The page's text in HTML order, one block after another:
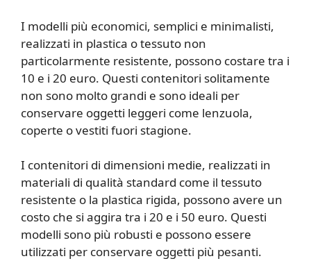
I modelli più economici, semplici e minimalisti,
realizzati in plastica o tessuto non
particolarmente resistente, possono costare tra i
10 e i 20 euro. Questi contenitori solitamente
non sono molto grandi e sono ideali per
conservare oggetti leggeri come lenzuola,
coperte o vestiti fuori stagione.
I contenitori di dimensioni medie, realizzati in
materiali di qualità standard come il tessuto
resistente o la plastica rigida, possono avere un
costo che si aggira tra i 20 e i 50 euro. Questi
modelli sono più robusti e possono essere
utilizzati per conservare oggetti più pesanti.